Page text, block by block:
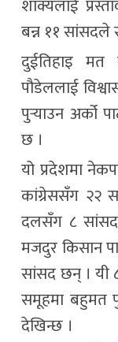
शाक्यलाई
बन्न ११ सांसदले
दुईतिहाइ मत
पौडेललाई
पुर्‍याउन अर्को
छ ।
यो प्रदेशमा
कांग्रेससँग २२
दलसँग ८
मजदुर किसान
सांसद छन् । यी
समूहमा बहुमत
देखिन्छ ।